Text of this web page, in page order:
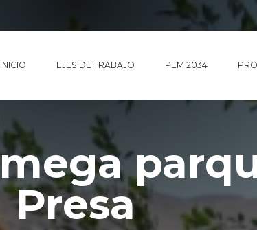
INICIO EJES DE TRABAJO PEM 2034
Presa